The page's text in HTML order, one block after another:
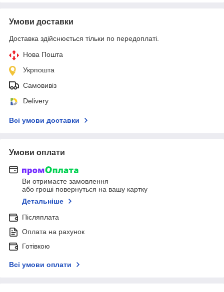
Умови доставки
Доставка здійснюється тільки по передоплаті.
Нова Пошта
Укрпошта
Самовивіз
Delivery
Всі умови доставки
Умови оплати
Ви отримаєте замовлення
або гроші повернуться на вашу картку
Детальніше
Післяплата
Оплата на рахунок
Готівкою
Всі умови оплати